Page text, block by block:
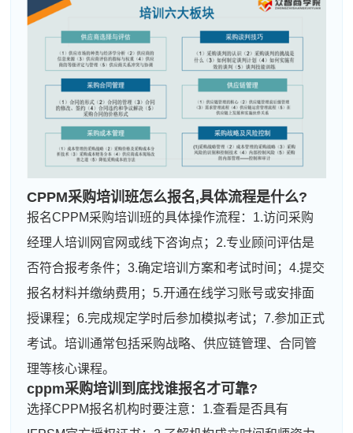
CPPM采购培训班怎么报名,具体流程是什么?
报名CPPM采购培训班的具体操作流程：1.访问采购
经理人培训网官网或线下咨询点；2.专业顾问评估是
否符合报考条件；3.确定培训方案和考试时间；4.提交
报名材料并缴纳费用；5.开通在线学习账号或安排面
授课程；6.完成规定学时后参加模拟考试；7.参加正式
考试。培训通常包括采购战略、供应链管理、合同管
理等核心课程。
cppm采购培训到底找谁报名才可靠?
选择CPPM报名机构时要注意：1.查看是否具有